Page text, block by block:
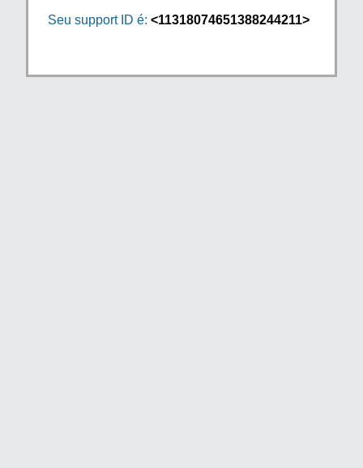
Seu support ID é: <11318074651388244211>